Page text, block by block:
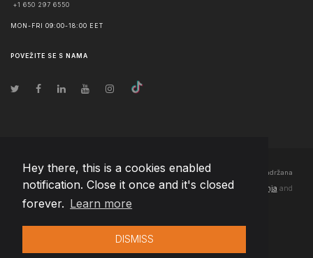
Hey there, this is a cookies enabled
notification. Close it once and it's closed
forever. Learn more
DISMISS
+1 650 297 6550
MON-FRI 09:00-18:00 EET
POVEŽITE SE S NAMA
© Autorska prava 2026 Team Extension Bosnia Herzegovina - Sva prava zadržana
Changelog● Korišćenjem ove stranice slažete se sa našimPravila korištenja and
Politika privatnosti